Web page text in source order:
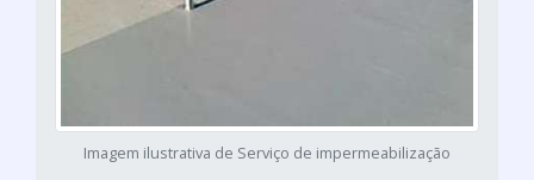
Imagem ilustrativa de Serviço de impermeabilização